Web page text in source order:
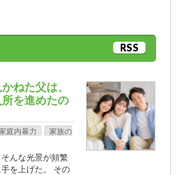
RSS
ねた父は、
を進めたの
庭内暴力
家族の
んな光景が頻繁
を上げた。 その